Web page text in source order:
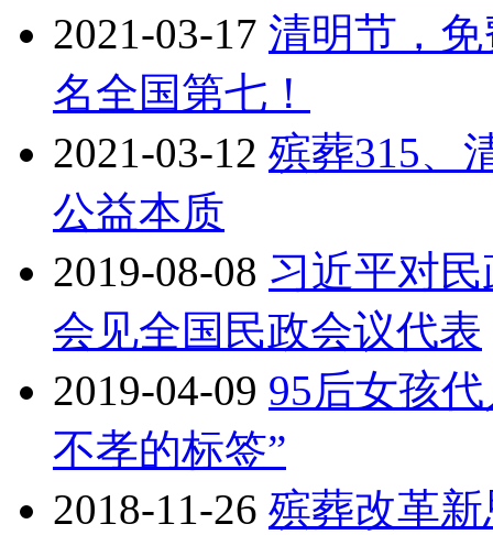
2021-03-17 清明节，
名全国第七！
2021-03-12 殡葬315、
公益本质
2019-08-08 习近平对
会见全国民政会议代表
2019-04-09 95后女孩
不孝的标签”
2018-11-26 殡葬改革